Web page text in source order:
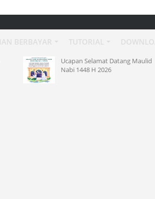
Ucapan Selamat Datang Maulid
Nabi 1448 H 2026